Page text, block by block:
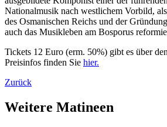
Nationalmusik nach westlichem Vorbild,
des Osmanischen Reichs und der
auch das Musikleben am Bosporus
Tickets 12 Euro (erm. 50%) gibt es über
Preisinfos finden Sie hier.
Zurück
Weitere Matineen